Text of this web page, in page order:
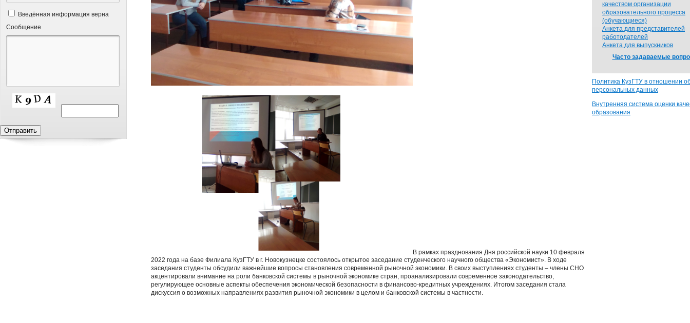
Введённая информация верна
Сообщение
В рамках празднования Дня российской науки 10 февраля
2022 года на базе Филиала КузГТУ в г. Новокузнецке состоялось открытое заседание студенческого научного общества «Экономист». В ходе
заседания студенты обсудили важнейшие вопросы становления современной рыночной экономики. В своих выступлениях студенты – члены СНО
акцентировали внимание на роли банковской системы в рыночной экономике стран, проанализировали современное законодательство,
регулирующее основные аспекты обеспечения экономической безопасности в финансово-кредитных учреждениях. Итогом заседания стала
дискуссия о возможных направлениях развития рыночной экономики в целом и банковской системы в частности.
качеством организации
образовательного процесса
(обучающиеся)
Анкета для представителей
работодателей
Анкета для выпускников
Часто задаваемые
Политика КузГТУ в отношении
персональных данных
Внутренняя система оценки
образования